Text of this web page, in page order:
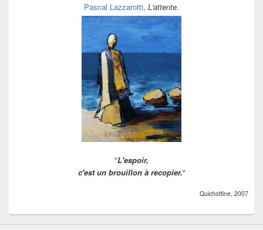
Pascal Lazzarotti, L'attente.
"L'espoir,
c'est un brouillon à recopier."
Quichottine, 2007